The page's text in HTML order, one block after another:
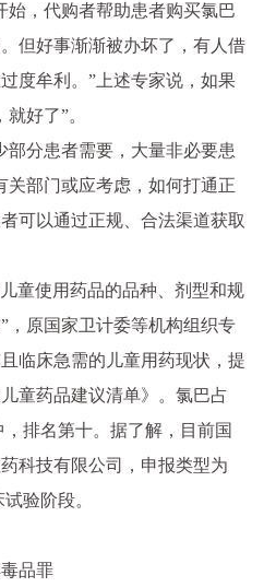
始，代购者帮助患者购买氯巴
但好事渐渐被办坏了，有人借
度牟利。”上述专家说，如果
好了”。
部分患者需要，大量非必要患
关部门或应考虑，如何打通正
可以通过正规、合法渠道获取
童使用药品的品种、剂型和规
，原国家卫计委等机构组织专
临床急需的儿童用药现状，提
童药品建议清单》。氯巴占
排名第十。据了解，目前国
科技有限公司，申报类型为
验阶段。
品罪